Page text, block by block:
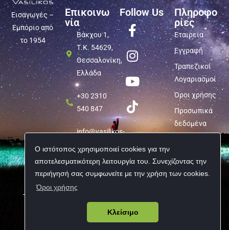
Ο ιστότοπος χρησιμοποιεί cookies για την
αποτελεσματικότερη λειτουργία του. Συνεχίζοντας την
περιήγησή σας συμφωνείτε με την χρήση των cookies.
Όροι χρήσης
Κλείσιμο
Εισαγωγές –
Εμπόριο από
το 1954
Επικοινω
νία
Βάκχου 1,
Τ.Κ. 54629,
Θεσσαλονίκη,
Ελλάδα
+30 2310
540 847
info@vasilikos-
Follow Us
Πληροφο
ρίες
Εταιρεία
Εγγραφή
Τραπεζικοί
Λογαριασμοί
Όροι χρήσης
Προσωπικά
δεδομένα
Copyright © 2026 Vasilikos Import | All rights reserved